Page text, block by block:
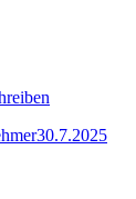
30.7.2025